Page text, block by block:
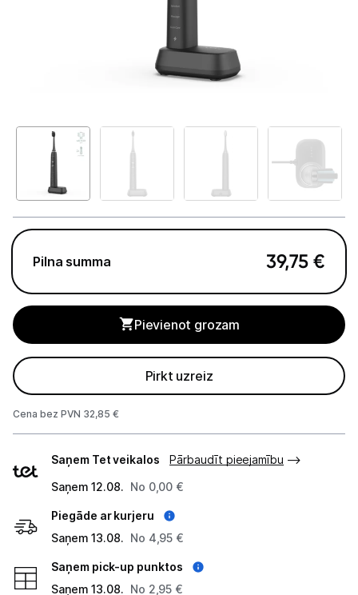
Telefoni, planšetdatori
Sadzīves tehnika
Matu kopšana
Ķermeņa kopšana
Veselība
Elektriskās zobu birstes
Sildīšanas ierīces
Termometri
Sports un atpūta
Pilna summa 39,75 €
Pievienot grozam
Pirkt uzreiz
Cena bez PVN 32,85 €
veidi
Saņem Tet veikalos
Pārbaudīt pieejamību
Saņem 12.08. No 0,00 €
Piegāde ar kurjeru
Saņem 13.08. No 4,95 €
Saņem pick-up punktos
Saņem 13.08. No 2,95 €